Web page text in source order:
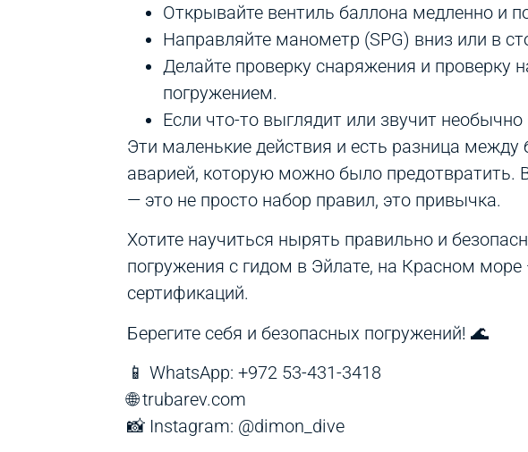
Открывайте вентиль баллона медленно и
Направляйте манометр (SPG) вниз или в
Делайте проверку снаряжения и проверку
погружением.
Если что-то выглядит или звучит
Эти маленькие действия и есть разница
аварией, которую можно было предотвратить.
— это не просто набор правил, это привычка.
Хотите научиться нырять правильно и
погружения с гидом в Эйлате, на Красном
сертификаций.
Берегите себя и безопасных погружений! 🌊
📱 WhatsApp: +972 53-431-3418
🌐 trubarev.com
📸 Instagram: @dimon_dive